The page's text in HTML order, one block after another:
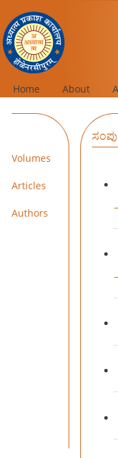
Home About
Volumes
Articles
Authors